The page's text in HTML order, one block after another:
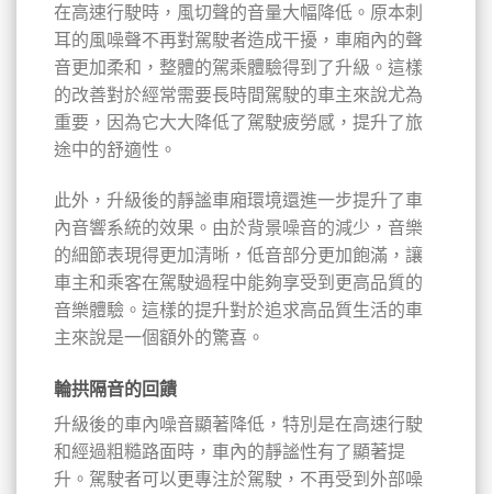
在高速行駛時，風切聲的音量大幅降低。原本刺
耳的風噪聲不再對駕駛者造成干擾，車廂內的聲
音更加柔和，整體的駕乘體驗得到了升級。這樣
的改善對於經常需要長時間駕駛的車主來說尤為
重要，因為它大大降低了駕駛疲勞感，提升了旅
途中的舒適性。
此外，升級後的靜謐車廂環境還進一步提升了車
內音響系統的效果。由於背景噪音的減少，音樂
的細節表現得更加清晰，低音部分更加飽滿，讓
車主和乘客在駕駛過程中能夠享受到更高品質的
音樂體驗。這樣的提升對於追求高品質生活的車
主來說是一個額外的驚喜。
輪拱隔音的回饋
升級後的車內噪音顯著降低，特別是在高速行駛
和經過粗糙路面時，車內的靜謐性有了顯著提
升。駕駛者可以更專注於駕駛，不再受到外部噪